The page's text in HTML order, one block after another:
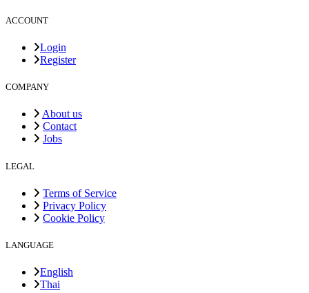
ACCOUNT
Login
Register
COMPANY
About us
Contact
Jobs
LEGAL
Terms of Service
Privacy Policy
Cookie Policy
LANGUAGE
English
Thai